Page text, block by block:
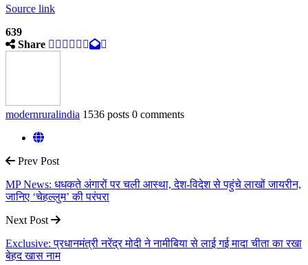
Source link
639
Share
modernruralindia 1536 posts 0 comments
Prev Post
MP News: धधकते अंगारों पर चली आस्था, देश-विदेश से पहुंचे लाखों जायरीन,
जानिए ‘चेहल्लुम’ की परंपरा
Next Post
Exclusive: प्रधानमंत्री नरेंद्र मोदी ने नामीबिया से लाई गई मादा चीता का रखा
बेहद खास नाम